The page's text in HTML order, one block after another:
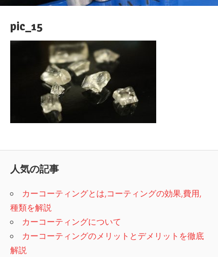
pic_15
人気の記事
カーコーティングとは,コーティングの効果,費用,
種類を解説
カーコーティングについて
カーコーティングのメリットとデメリットを徹底
解説